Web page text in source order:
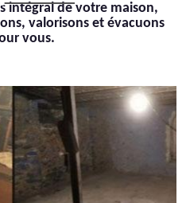
intégral de votre maison,
valorisons et évacuons
vous.